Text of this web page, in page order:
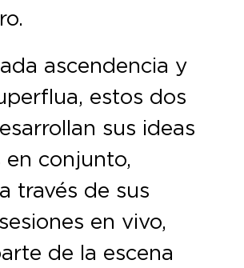
ascendencia y
estos dos
sus ideas
en conjunto,
través de sus
en vivo,
de la escena